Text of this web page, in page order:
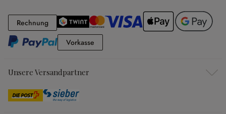
RechnungRechnung
Vorkasse
Unsere Versandpartner